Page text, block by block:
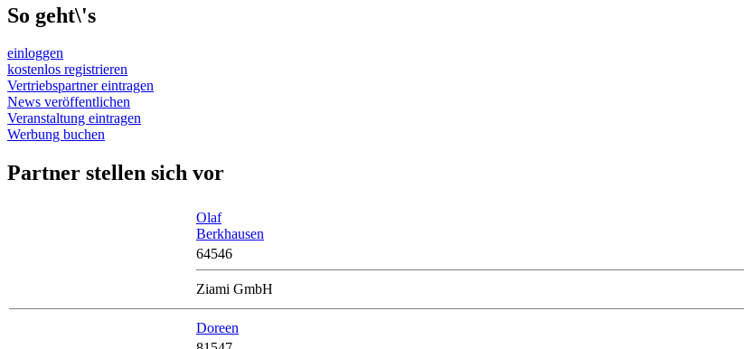
So geht\'s
einloggen
kostenlos registrieren
Vertriebspartner eintragen
News veröffentlichen
Veranstaltung eintragen
Werbung buchen
Partner stellen sich vor
Olaf
Berkhausen
64546
Ziami GmbH
Doreen